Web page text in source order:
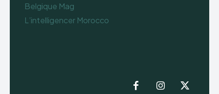
Belgique Mag
L’intelligencer Morocco